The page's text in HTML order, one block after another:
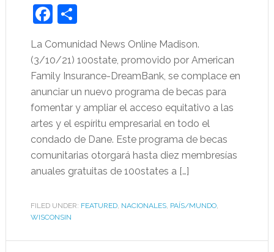
Facebook
Share
La Comunidad News Online Madison.
(3/10/21) 100state, promovido por American
Family Insurance-DreamBank, se complace en
anunciar un nuevo programa de becas para
fomentar y ampliar el acceso equitativo a las
artes y el espíritu empresarial en todo el
condado de Dane. Este programa de becas
comunitarias otorgará hasta diez membresías
anuales gratuitas de 100states a […]
FILED UNDER: FEATURED, NACIONALES, PAÍS/MUNDO,
WISCONSIN